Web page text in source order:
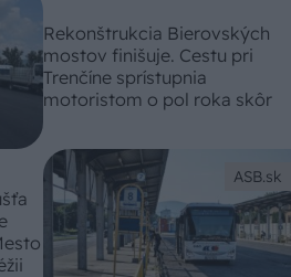
Rekonštrukcia Bierovských
mostov finišuje. Cestu pri
Trenčíne sprístupnia
motoristom o pol roka skôr
ASB.sk